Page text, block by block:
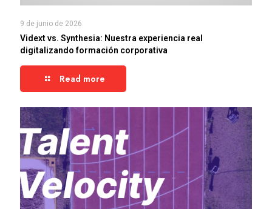
9 de junio de 2026
Vidext vs. Synthesia: Nuestra experiencia real
digitalizando formación corporativa
Read more